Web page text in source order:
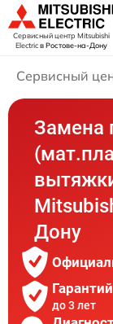
Сервисный центр Mitsubishi
Electricв Ростове-на-Дону
Сервисный
Замена
Дону
до 3 лет